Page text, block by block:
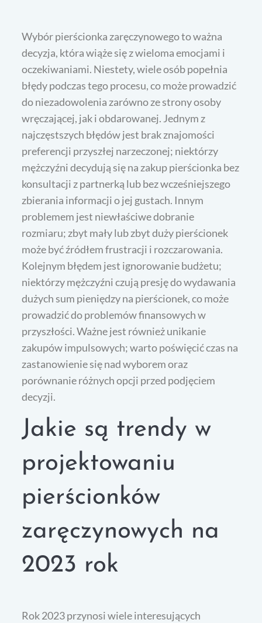
Wybór pierścionka zaręczynowego to ważna
decyzja, która wiąże się z wieloma emocjami i
oczekiwaniami. Niestety, wiele osób popełnia
błędy podczas tego procesu, co może prowadzić
do niezadowolenia zarówno ze strony osoby
wręczającej, jak i obdarowanej. Jednym z
najczęstszych błędów jest brak znajomości
preferencji przyszłej narzeczonej; niektórzy
mężczyźni decydują się na zakup pierścionka bez
konsultacji z partnerką lub bez wcześniejszego
zbierania informacji o jej gustach. Innym
problemem jest niewłaściwe dobranie
rozmiaru; zbyt mały lub zbyt duży pierścionek
może być źródłem frustracji i rozczarowania.
Kolejnym błędem jest ignorowanie budżetu;
niektórzy mężczyźni czują presję do wydawania
dużych sum pieniędzy na pierścionek, co może
prowadzić do problemów finansowych w
przyszłości. Ważne jest również unikanie
zakupów impulsowych; warto poświęcić czas na
zastanowienie się nad wyborem oraz
porównanie różnych opcji przed podjęciem
decyzji.
Jakie są trendy w
projektowaniu
pierścionków
zaręczynowych na
2023 rok
Rok 2023 przynosi wiele interesujących